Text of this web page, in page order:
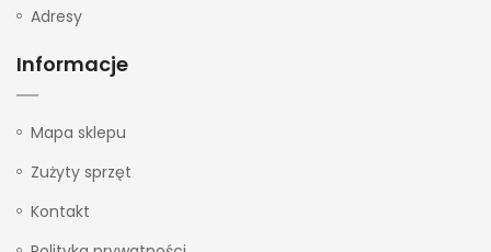
Adresy
Informacje
Mapa sklepu
Zużyty sprzęt
Kontakt